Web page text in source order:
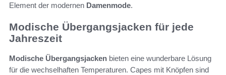
Element der modernen Damenmode.
Modische Übergangsjacken für jede
Jahreszeit
Modische Übergangsjacken bieten eine wunderbare Lösung
für die wechselhaften Temperaturen. Capes mit Knöpfen sind